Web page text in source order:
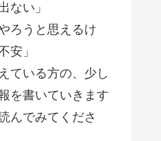
ない」
ろうと思えるけ
安」
ている方の、少し
を書いていきます
んでみてくださ